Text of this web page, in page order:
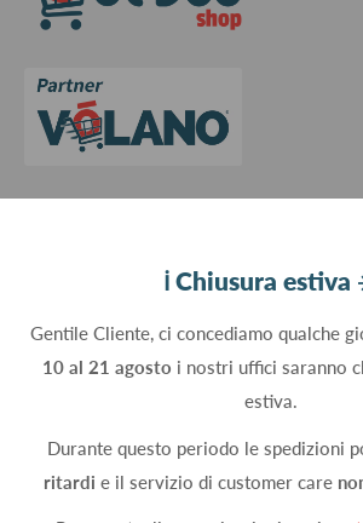
ℹ️ Chiusura
Gentile Cliente, ci concediamo qualche
10 al 21 agosto i nostri uffici saranno
estiva.
Durante questo periodo le spedizioni
ritardi e il servizio di customer care
Contattaci
Privacy Policy
Aggiorna le preferenze sui cookie
C.Fisc. P.IVA 09934830960
Seguici
Accettiamo